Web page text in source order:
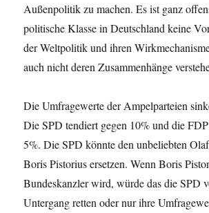
Außenpolitik zu machen. Es ist ganz
politische Klasse in Deutschland keine
der Weltpolitik und ihren
auch nicht deren Zusammenhänge
Die Umfragewerte der Ampelparteien
Die SPD tendiert gegen 10% und die
5%. Die SPD könnte den unbeliebten
Boris Pistorius ersetzen. Wenn Boris
Bundeskanzler wird, würde das die SPD
Untergang retten oder nur ihre